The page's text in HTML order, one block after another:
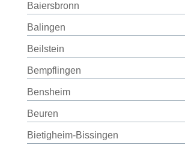
Baiersbronn
Balingen
Beilstein
Bempflingen
Bensheim
Beuren
Bietigheim-Bissingen